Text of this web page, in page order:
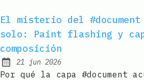
El misterio del
solo: Paint flashing y
composición
Published:
21 jun 2026
Por qué la capa #document